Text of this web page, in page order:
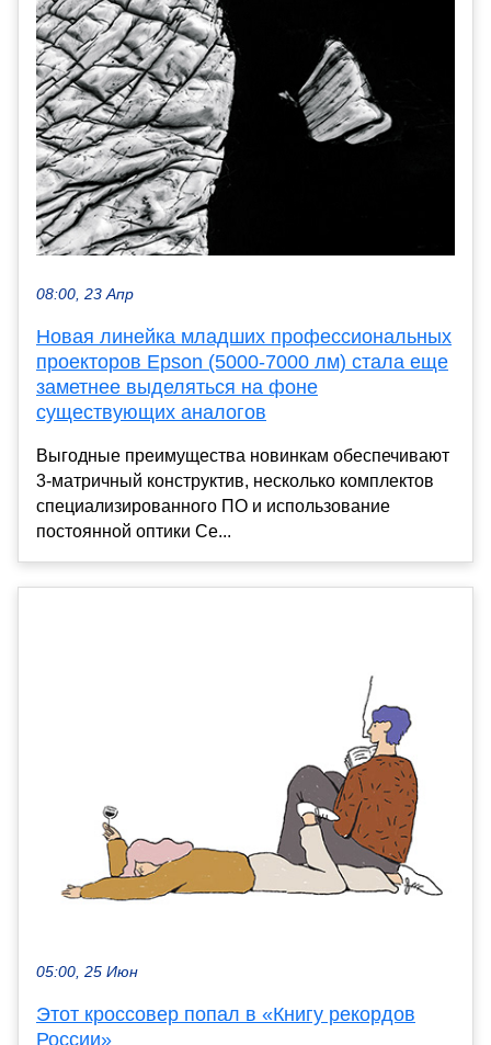
08:00, 23 Апр
Новая линейка младших профессиональных
проекторов Epson (5000-7000 лм) стала еще
заметнее выделяться на фоне
существующих аналогов
Выгодные преимущества новинкам обеспечивают
3-матричный конструктив, несколько комплектов
специализированного ПО и использование
постоянной оптики Се...
05:00, 25 Июн
Этот кроссовер попал в «Книгу рекордов
России»